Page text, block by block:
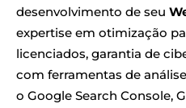
desenvolvimento de seu
expertise em otimização
licenciados, garantia de
com ferramentas de
o Google Search Console,